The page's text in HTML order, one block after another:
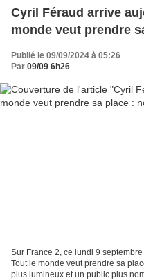
Cyril Féraud arrive
monde veut prendre
Publié le 09/09/2024 à 05:26
Par 09/09 6h26
Sur France 2, ce lundi 9
Tout le monde veut prendre sa
plus lumineux et un public plus